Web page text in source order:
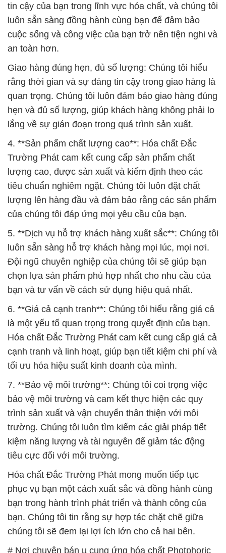
tin cậy của bạn trong lĩnh vực hóa chất, và chúng tôi
luôn sẵn sàng đồng hành cùng bạn để đảm bảo
cuộc sống và công việc của bạn trở nên tiện nghi và
an toàn hơn.
Giao hàng đúng hẹn, đủ số lượng: Chúng tôi hiểu
rằng thời gian và sự đáng tin cậy trong giao hàng là
quan trọng. Chúng tôi luôn đảm bảo giao hàng đúng
hẹn và đủ số lượng, giúp khách hàng không phải lo
lắng về sự gián đoạn trong quá trình sản xuất.
4. **Sản phẩm chất lượng cao**: Hóa chất Đắc
Trường Phát cam kết cung cấp sản phẩm chất
lượng cao, được sản xuất và kiểm định theo các
tiêu chuẩn nghiêm ngặt. Chúng tôi luôn đặt chất
lượng lên hàng đầu và đảm bảo rằng các sản phẩm
của chúng tôi đáp ứng mọi yêu cầu của bạn.
5. **Dịch vụ hỗ trợ khách hàng xuất sắc**: Chúng tôi
luôn sẵn sàng hỗ trợ khách hàng mọi lúc, mọi nơi.
Đội ngũ chuyên nghiệp của chúng tôi sẽ giúp bạn
chọn lựa sản phẩm phù hợp nhất cho nhu cầu của
bạn và tư vấn về cách sử dụng hiệu quả nhất.
6. **Giá cả cạnh tranh**: Chúng tôi hiểu rằng giá cả
là một yếu tố quan trọng trong quyết định của bạn.
Hóa chất Đắc Trường Phát cam kết cung cấp giá cả
cạnh tranh và linh hoạt, giúp bạn tiết kiệm chi phí và
tối ưu hóa hiệu suất kinh doanh của mình.
7. **Bảo vệ môi trường**: Chúng tôi coi trọng việc
bảo vệ môi trường và cam kết thực hiện các quy
trình sản xuất và vận chuyển thân thiện với môi
trường. Chúng tôi luôn tìm kiếm các giải pháp tiết
kiệm năng lượng và tài nguyên để giảm tác động
tiêu cực đối với môi trường.
Hóa chất Đắc Trường Phát mong muốn tiếp tục
phục vụ bạn một cách xuất sắc và đồng hành cùng
bạn trong hành trình phát triển và thành công của
bạn. Chúng tôi tin rằng sự hợp tác chặt chẽ giữa
chúng tôi sẽ đem lại lợi ích lớn cho cả hai bên.
# Nơi chuyên bán µ cung ứng hóa chất Photphoric